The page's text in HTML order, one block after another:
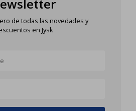
de todas las novedades y
en Jysk